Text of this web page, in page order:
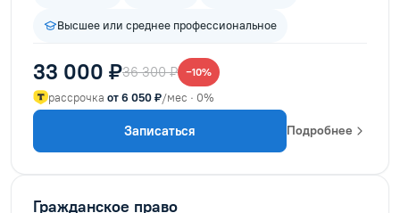
Высшее или среднее профессиональное
33 000 ₽36 300 ₽ −10%
рассрочка от 6 050 ₽/мес · 0%
Записаться Подробнее
Гражданское право